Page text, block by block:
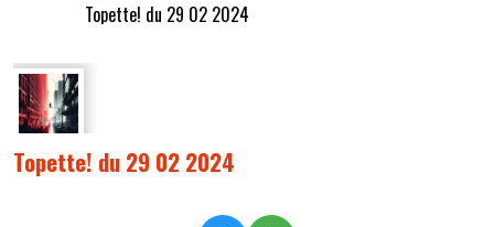
Topette! du 29 02 2024
Topette! du 29 02 2024